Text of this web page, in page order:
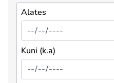
Alates
Kuni (k.a)